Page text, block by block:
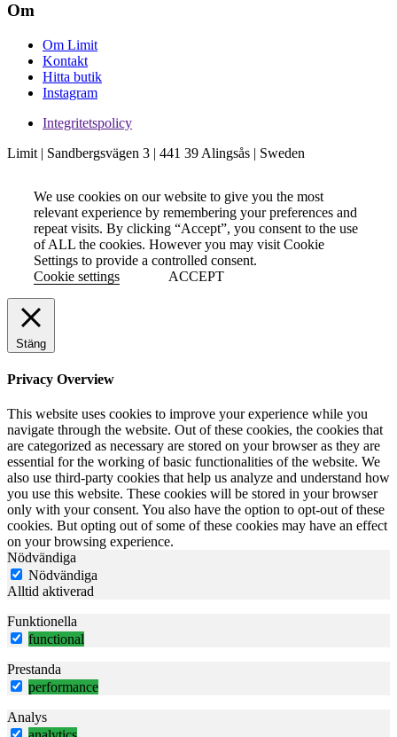
Om
Om Limit
Kontakt
Hitta butik
Instagram
Integritetspolicy
Limit | Sandbergsvägen 3 | 441 39 Alingsås | Sweden
We use cookies on our website to give you the most
relevant experience by remembering your preferences and
repeat visits. By clicking “Accept”, you consent to the use
of ALL the cookies. However you may visit Cookie
Settings to provide a controlled consent.
Cookie settings
ACCEPT
Stäng
Privacy Overview
This website uses cookies to improve your experience while you
navigate through the website. Out of these cookies, the cookies that
are categorized as necessary are stored on your browser as they are
essential for the working of basic functionalities of the website. We
also use third-party cookies that help us analyze and understand how
you use this website. These cookies will be stored in your browser
only with your consent. You also have the option to opt-out of these
cookies. But opting out of some of these cookies may have an effect
on your browsing experience.
Nödvändiga
Nödvändiga
Alltid aktiverad
Funktionella
functional
Prestanda
performance
Analys